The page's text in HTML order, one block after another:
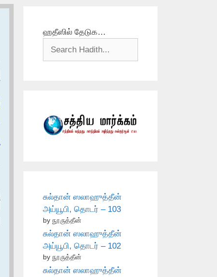
ஹதீஸில் தேடுக…
சுல்தான் ஸலாஹுத்தீன்
அய்யூபி, தொடர் – 103
by நூருத்தீன்
சுல்தான் ஸலாஹுத்தீன்
அய்யூபி, தொடர் – 102
by நூருத்தீன்
சுல்தான் ஸலாஹுத்தீன்